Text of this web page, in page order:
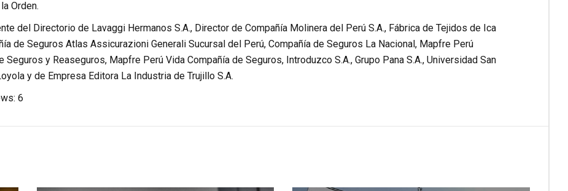
Orden.
del Directorio de Lavaggi Hermanos S.A., Director de Compañía Molinera del Perú S.A., Fábrica de Tejidos de Ica
de Seguros Atlas Assicurazioni Generali Sucursal del Perú, Compañía de Seguros La Nacional, Mapfre Perú
Seguros y Reaseguros, Mapfre Perú Vida Compañía de Seguros, Introduzco S.A., Grupo Pana S.A., Universidad San
y de Empresa Editora La Industria de Trujillo S.A.
6